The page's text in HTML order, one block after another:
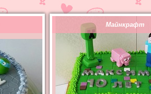
Майнкрафт